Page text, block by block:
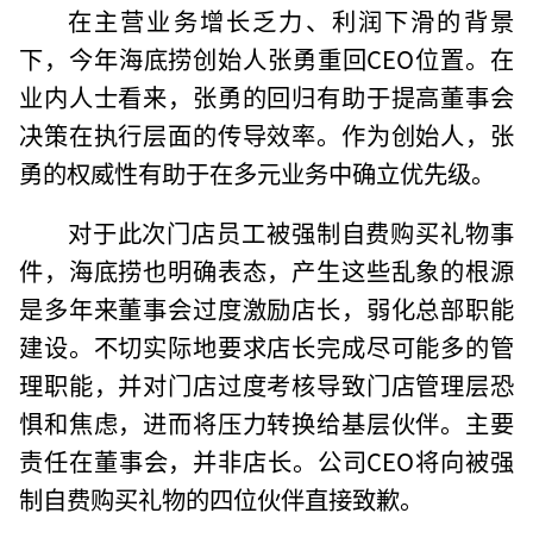
在主营业务增长乏力、利润下滑的背景
下，今年海底捞创始人张勇重回CEO位置。在
业内人士看来，张勇的回归有助于提高董事会
决策在执行层面的传导效率。作为创始人，张
勇的权威性有助于在多元业务中确立优先级。
对于此次门店员工被强制自费购买礼物事
件，海底捞也明确表态，产生这些乱象的根源
是多年来董事会过度激励店长，弱化总部职能
建设。不切实际地要求店长完成尽可能多的管
理职能，并对门店过度考核导致门店管理层恐
惧和焦虑，进而将压力转换给基层伙伴。主要
责任在董事会，并非店长。公司CEO将向被强
制自费购买礼物的四位伙伴直接致歉。